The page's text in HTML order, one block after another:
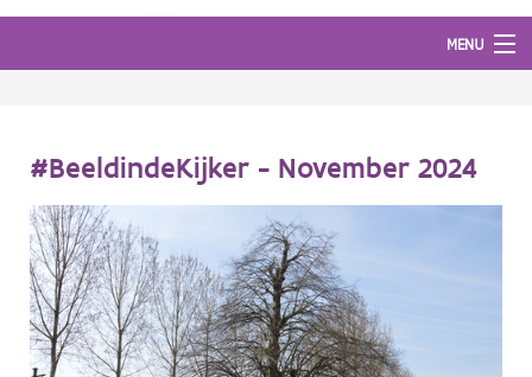
MENU
Hergebruik
Over ons
Aanmelden
#BeeldindeKijker - November 2024